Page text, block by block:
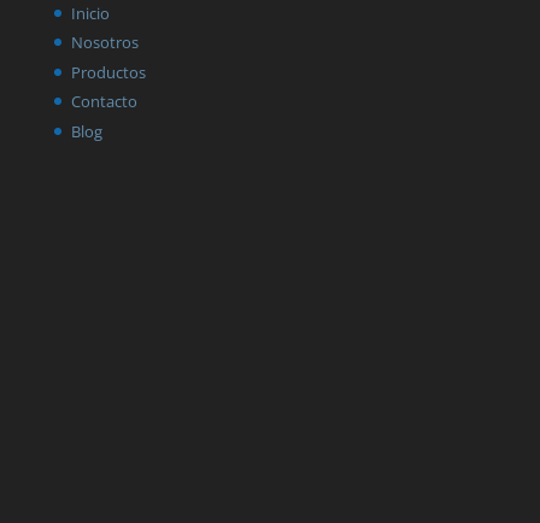
Inicio
Nosotros
Productos
Contacto
Blog